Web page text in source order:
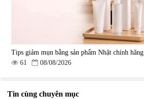
Tips giảm mụn bằng sản phẩm Nhật chính hãng
61
08/08/2026
Tin cùng chuyên mục